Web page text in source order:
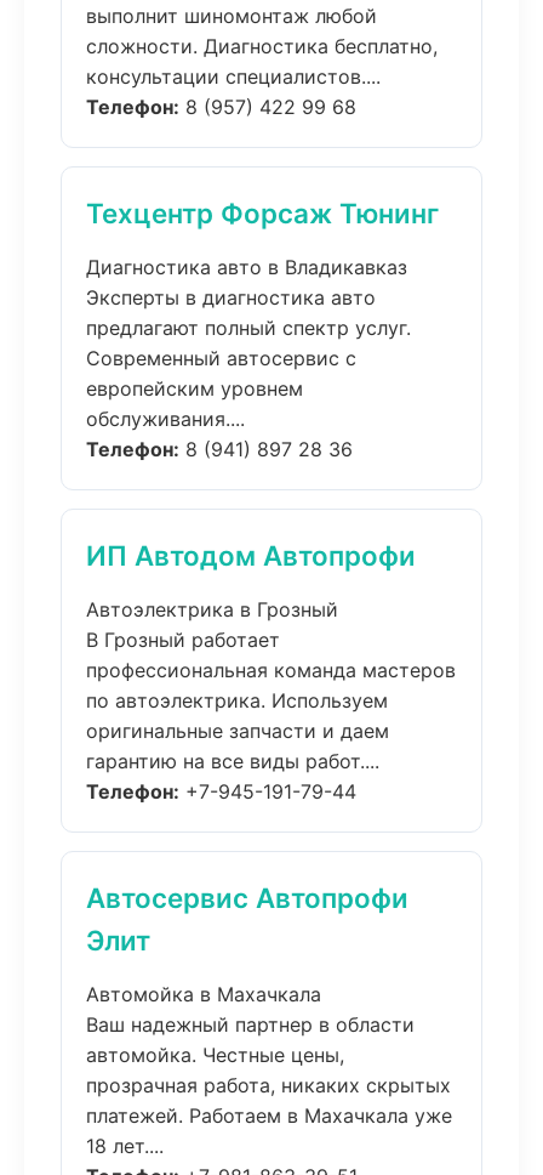
выполнит шиномонтаж любой
сложности. Диагностика бесплатно,
консультации специалистов....
Телефон: 8 (957) 422 99 68
Техцентр Форсаж Тюнинг
Диагностика авто в Владикавказ
Эксперты в диагностика авто
предлагают полный спектр услуг.
Современный автосервис с
европейским уровнем
обслуживания....
Телефон: 8 (941) 897 28 36
ИП Автодом Автопрофи
Автоэлектрика в Грозный
В Грозный работает
профессиональная команда мастеров
по автоэлектрика. Используем
оригинальные запчасти и даем
гарантию на все виды работ....
Телефон: +7-945-191-79-44
Автосервис Автопрофи
Элит
Автомойка в Махачкала
Ваш надежный партнер в области
автомойка. Честные цены,
прозрачная работа, никаких скрытых
платежей. Работаем в Махачкала уже
18 лет....